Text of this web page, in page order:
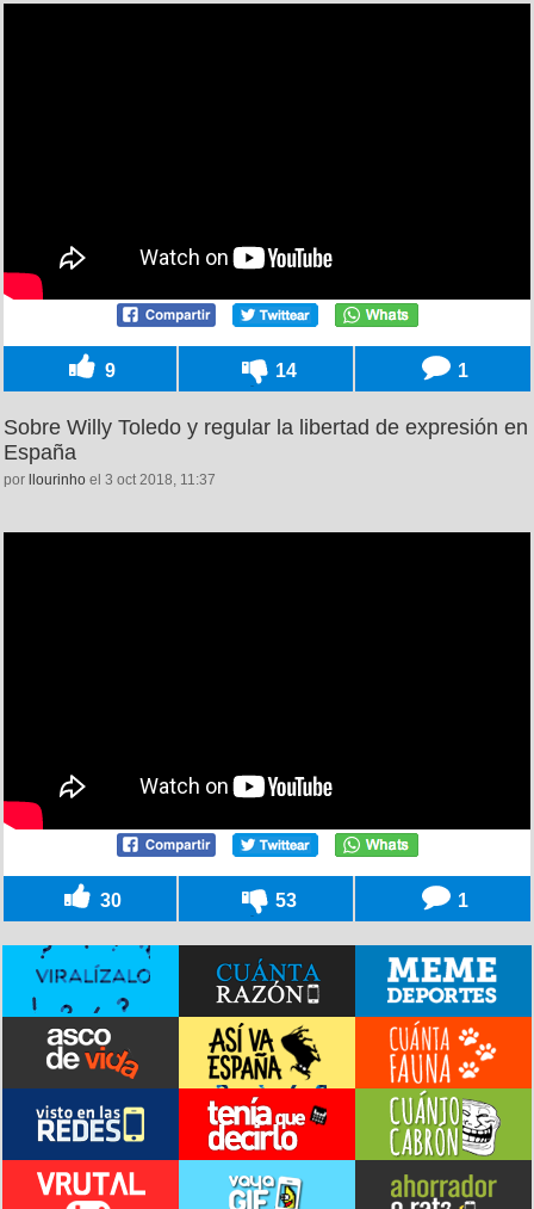
9 14 1
Sobre Willy Toledo y regular la libertad de expresión en
España
por llourinho el 3 oct 2018, 11:37
30 53 1